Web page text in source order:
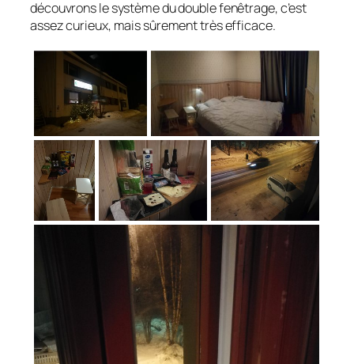
découvrons le système du double fenêtrage, c’est
assez curieux, mais sûrement très efficace.